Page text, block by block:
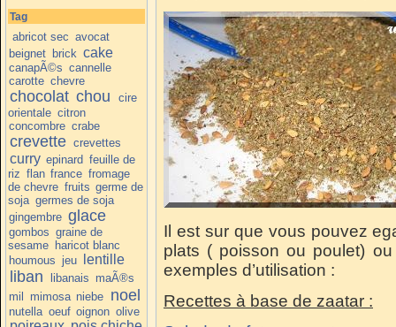
Tag
abricot sec avocat
beignet brick cake
canapÃ©s cannelle
carotte chevre
chocolat chou
cire
orientale citron
concombre crabe
crevette crevettes
curry epinard feuille de
riz flan france fromage
de chevre fruits germe de
soja germes de soja
gingembre glace
gombos graine de
sesame haricot blanc
houmous jeu lentille
liban libanais maÃ®s
mil mimosa niebe noel
nutella oeuf oignon olive
Il est sur que vous pouvez
plats ( poisson ou poulet)
exemples d’utilisation :
Recettes à base de zaatar :